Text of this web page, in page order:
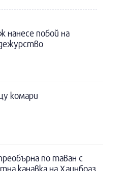
нанесе побой на
комари
по таван с
канавка на Хаинбоаз